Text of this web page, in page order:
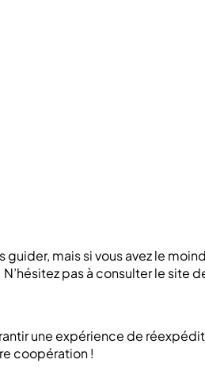
mais si vous avez le
pas à consulter le site
une expérience de
coopération !